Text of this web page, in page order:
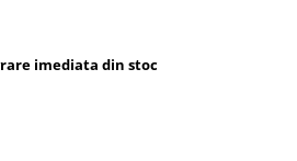
imediata din stoc